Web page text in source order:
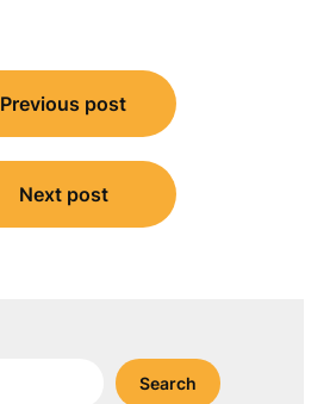
Previous post
Next post
Search